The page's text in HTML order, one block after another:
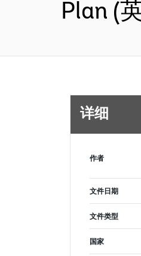
Plan (
详细
作者
文件日期
文件类型
国家